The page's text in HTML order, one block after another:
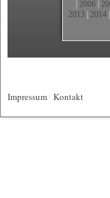
2006
2013 2014
Impressum Kontakt